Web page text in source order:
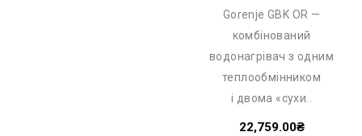
Gorenje GBK OR —
комбінований
водонагрівач з одним
теплообмінником
і двома «сухи..
22,759.00₴